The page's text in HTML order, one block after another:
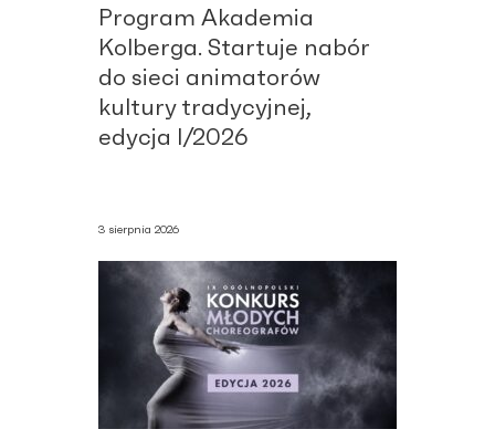
Program Akademia
Kolberga. Startuje nabór
do sieci animatorów
kultury tradycyjnej,
edycja I/2026
3 sierpnia 2026